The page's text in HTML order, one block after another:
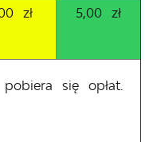
zł 5,00 zł
się opłat.